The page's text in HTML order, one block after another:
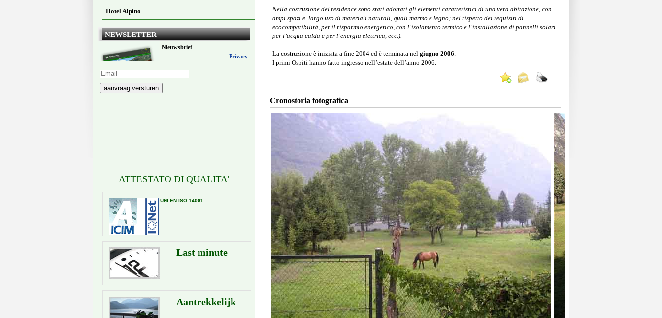
Hotel Alpino
NEWSLETTER
Nieuwsbrief
Privacy
aanvraag versturen
ATTESTATO DI QUALITA’
UNI EN ISO 14001
Last minute
Aantrekkelijk
Nella costruzione del residence sono stati adottati gli elementi caratteristici di una vera abitazione, con
ampi spazi e largo uso di materiali naturali, quali marmo e legno; nel rispetto dei requisiti di
ecocompatibilità, per il risparmio energetico, con l’isolamento termico e l’installazione di pannelli solari
per l’acqua calda e per l’energia elettrica, ecc.).
La costruzione è iniziata a fine 2004 ed è terminata nel giugno 2006.
I primi Ospiti hanno fatto ingresso nell’estate dell’anno 2006.
Cronostoria fotografica